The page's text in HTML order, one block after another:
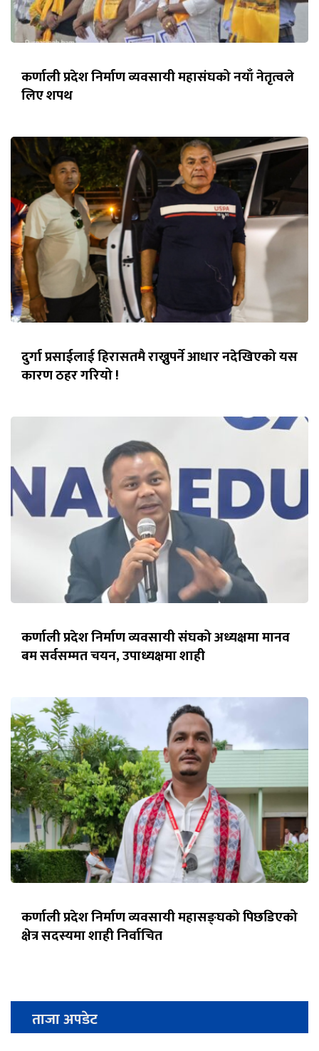
कर्णाली प्रदेश निर्माण व्यवसायी महासंघको नयाँ नेतृत्वले
लिए शपथ
दुर्गा प्रसाईलाई हिरासतमै राख्नुपर्ने आधार नदेखिएको यस
कारण ठहर गरियो !
कर्णाली प्रदेश निर्माण व्यवसायी संघको अध्यक्षमा मानव
बम सर्वसम्मत चयन, उपाध्यक्षमा शाही
कर्णाली प्रदेश निर्माण व्यवसायी महासङ्घको पिछडिएको
क्षेत्र सदस्यमा शाही निर्वाचित
ताजा अपडेट